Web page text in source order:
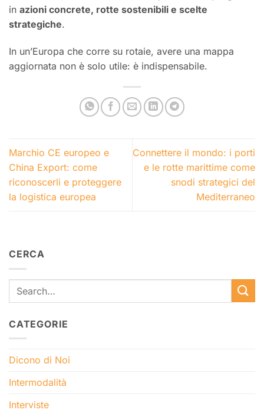
in azioni concrete, rotte sostenibili e scelte
strategiche.
In un’Europa che corre su rotaie, avere una mappa
aggiornata non è solo utile: è indispensabile.
Marchio CE europeo e
China Export: come
riconoscerli e proteggere
la logistica europea
Connettere il mondo: i porti
e le rotte marittime come
snodi strategici del
Mediterraneo
CERCA
CATEGORIE
Dicono di Noi
Intermodalità
Interviste